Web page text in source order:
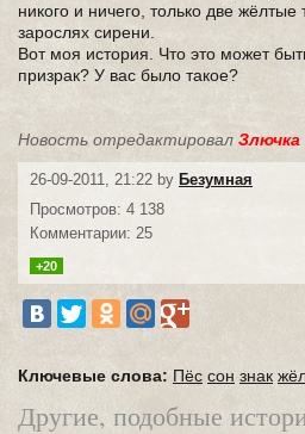
никого и ничего, только две жёлтые
зарослях сирени.
Вот моя история. Что это может
призрак? У вас было такое?
Новость отредактировал Злючка
26-09-2011, 21:22 by Безумная
Просмотров: 4 138
Комментарии: 25
+20
Ключевые слова: Пёс сон знак
Другие, подобные